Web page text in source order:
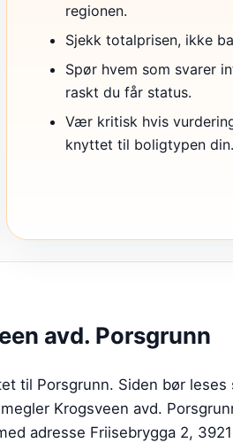
regionen.
Sjekk totalprisen, ikke
Spør hvem som svarer
raskt du får status.
Vær kritisk hvis
knyttet til boligtypen din.
avd. Porsgrunn
til Porsgrunn. Siden bør leses
Krogsveen avd.
adresse Friisebrygga 2, 3921